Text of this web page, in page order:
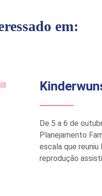
em:
De 5 a 6 de
Planejamento
escala que
reprodução